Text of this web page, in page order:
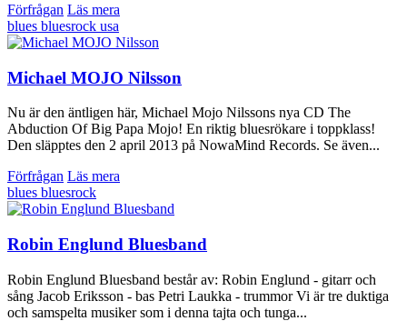
Förfrågan Läs mera
blues bluesrock usa
Michael MOJO Nilsson
Nu är den äntligen här, Michael Mojo Nilssons nya CD The
Abduction Of Big Papa Mojo! En riktig bluesrökare i toppklass!
Den släpptes den 2 april 2013 på NowaMind Records. Se även...
Förfrågan Läs mera
blues bluesrock
Robin Englund Bluesband
Robin Englund Bluesband består av: Robin Englund - gitarr och
sång Jacob Eriksson - bas Petri Laukka - trummor Vi är tre duktiga
och samspelta musiker som i denna tajta och tunga...